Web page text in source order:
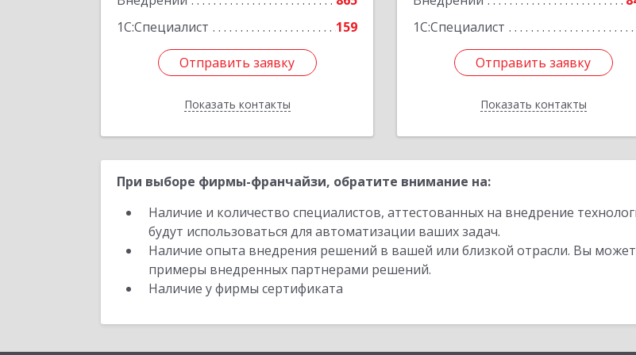
1С:Специалист
159
Отправить заявку
Показать контакты
Подробнее
Отправить заявку
Назад
1С:Специалист
Отправить заявку
Показать контакты
Отправить заявку
Назад
При выборе фирмы-франчайзи, обратите внимание на:
Наличие и количество специалистов, аттестованных на внедрение
будут использоваться для автоматизации ваших задач.
Наличие опыта внедрения решений в вашей или близкой отрасли. Вы
примеры внедренных партнерами решений.
Наличие у фирмы сертификата